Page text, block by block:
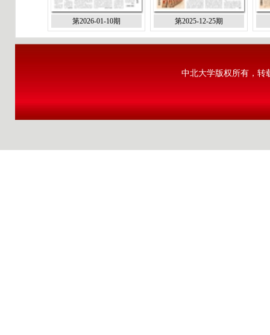
第2026-01-10期 第2025-12-25期
中北大学版权所有，转